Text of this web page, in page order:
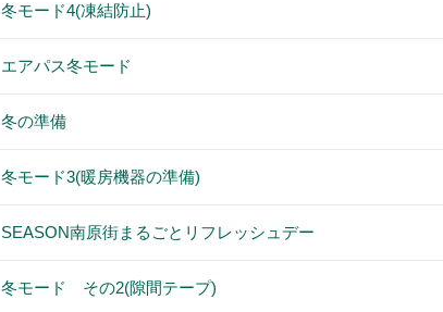
冬モード4(凍結防止)
エアパス冬モード
冬の準備
冬モード3(暖房機器の準備)
SEASON南原街まるごとリフレッシュデー
冬モード その2(隙間テープ)